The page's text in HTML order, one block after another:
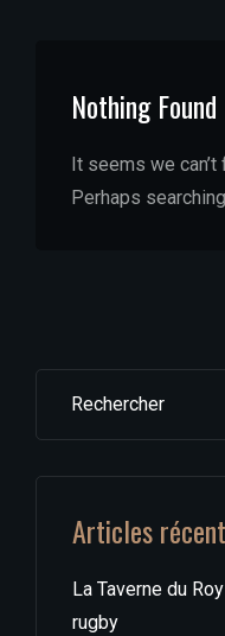
Nothing Found
It seems we can’t
Perhaps
Rechercher
Articles
La Taverne du
rugby